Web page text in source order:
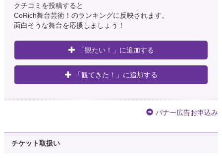
クチコミを投稿すると
CoRich舞台芸術！のランキングに反映されます。
面白そうな舞台を応援しましょう！
「観たい！」に追加する
「観てきた！」に追加する
バナー広告お申込み
チケット取扱い